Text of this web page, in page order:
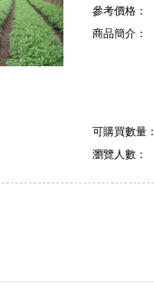
參考價格：
商品簡介：
可購買數量：
瀏覽人數：